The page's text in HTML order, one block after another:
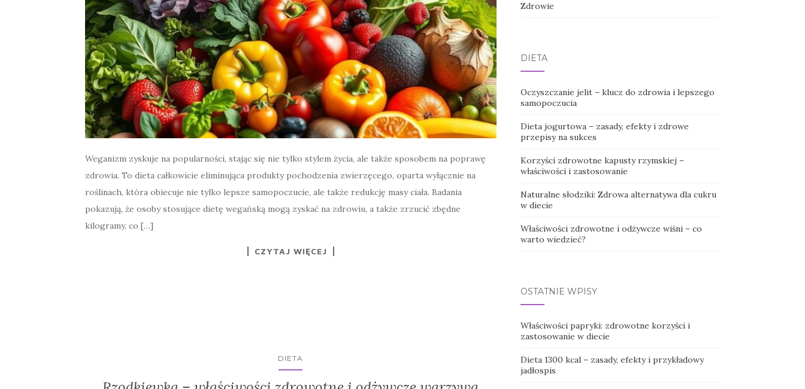
Weganizm zyskuje na popularności, stając się nie tylko stylem życia, ale także sposobem na poprawę
zdrowia. To dieta całkowicie eliminująca produkty pochodzenia zwierzęcego, oparta wyłącznie na
roślinach, która obiecuje nie tylko lepsze samopoczucie, ale także redukcję masy ciała. Badania
pokazują, że osoby stosujące dietę wegańską mogą zyskać na zdrowiu, a także zrzucić zbędne
kilogramy, co […]
CZYTAJ WIĘCEJ
DIETA
Zdrowie
DIETA
Oczyszczanie jelit – klucz do zdrowia i lepszego
samopoczucia
Dieta jogurtowa – zasady, efekty i zdrowe
przepisy na sukces
Korzyści zdrowotne kapusty rzymskiej –
właściwości i zastosowanie
Naturalne słodziki: Zdrowa alternatywa dla cukru
w diecie
Właściwości zdrowotne i odżywcze wiśni – co
warto wiedzieć?
OSTATNIE WPISY
Właściwości papryki: zdrowotne korzyści i
zastosowanie w diecie
Dieta 1300 kcal – zasady, efekty i przykładowy
jadłospis